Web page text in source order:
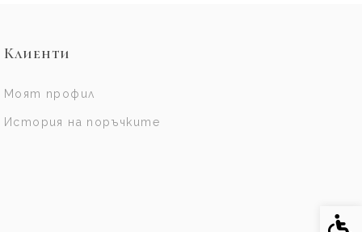
Клиенти
Моят профил
История на поръчките